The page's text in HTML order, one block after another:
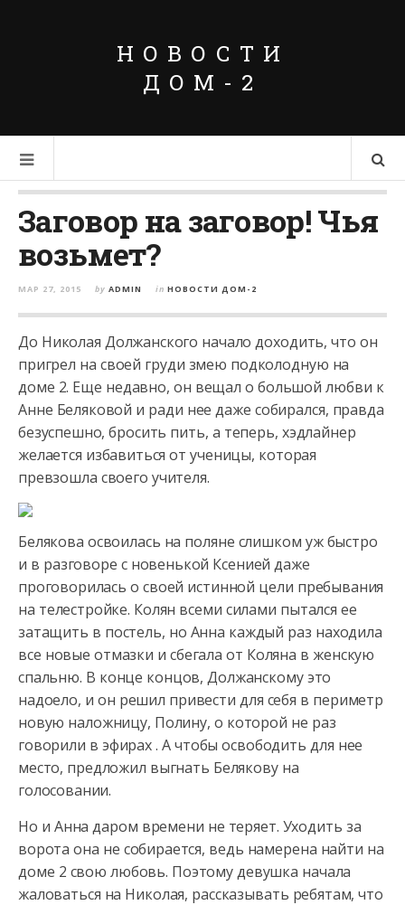
НОВОСТИ
ДОМ-2
Заговор на заговор! Чья
возьмет?
МАР 27, 2015 by ADMIN in НОВОСТИ ДОМ-2
До Николая Должанского начало доходить, что он
пригрел на своей груди змею подколодную на
доме 2. Еще недавно, он вещал о большой любви к
Анне Беляковой и ради нее даже собирался, правда
безуспешно, бросить пить, а теперь, хэдлайнер
желается избавиться от ученицы, которая
превзошла своего учителя.
Белякова освоилась на поляне слишком уж быстро
и в разговоре с новенькой Ксенией даже
проговорилась о своей истинной цели пребывания
на телестройке. Колян всеми силами пытался ее
затащить в постель, но Анна каждый раз находила
все новые отмазки и сбегала от Коляна в женскую
спальню. В конце концов, Должанскому это
надоело, и он решил привести для себя в периметр
новую наложницу, Полину, о которой не раз
говорили в эфирах . А чтобы освободить для нее
место, предложил выгнать Белякову на
голосовании.
Но и Анна даром времени не теряет. Уходить за
ворота она не собирается, ведь намерена найти на
доме 2 свою любовь. Поэтому девушка начала
жаловаться на Николая, рассказывать ребятам, что